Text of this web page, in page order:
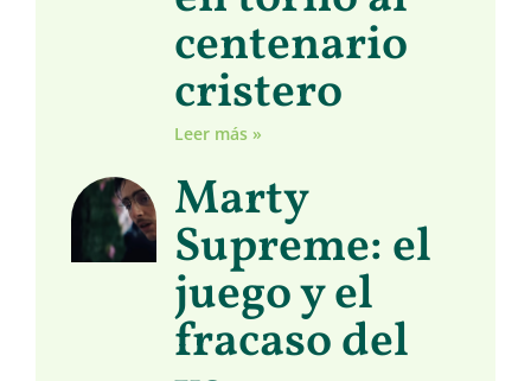
centenario
cristero
Leer más »
Marty
Supreme: el
juego y el
fracaso del